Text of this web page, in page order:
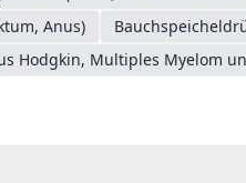
Anus)
Hodgkin, Multiples Myelom